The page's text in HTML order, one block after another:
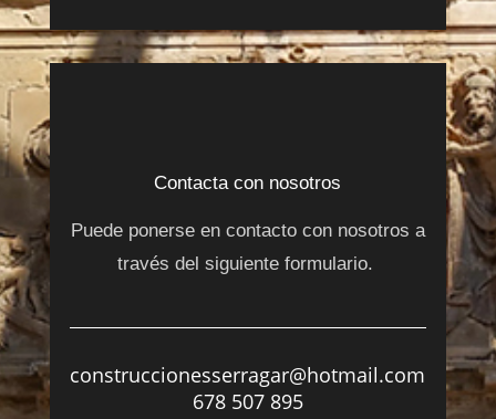
Contacta con nosotros
Puede ponerse en contacto con nosotros a
través del siguiente formulario.
construccionesserragar@hotmail.com
678 507 895